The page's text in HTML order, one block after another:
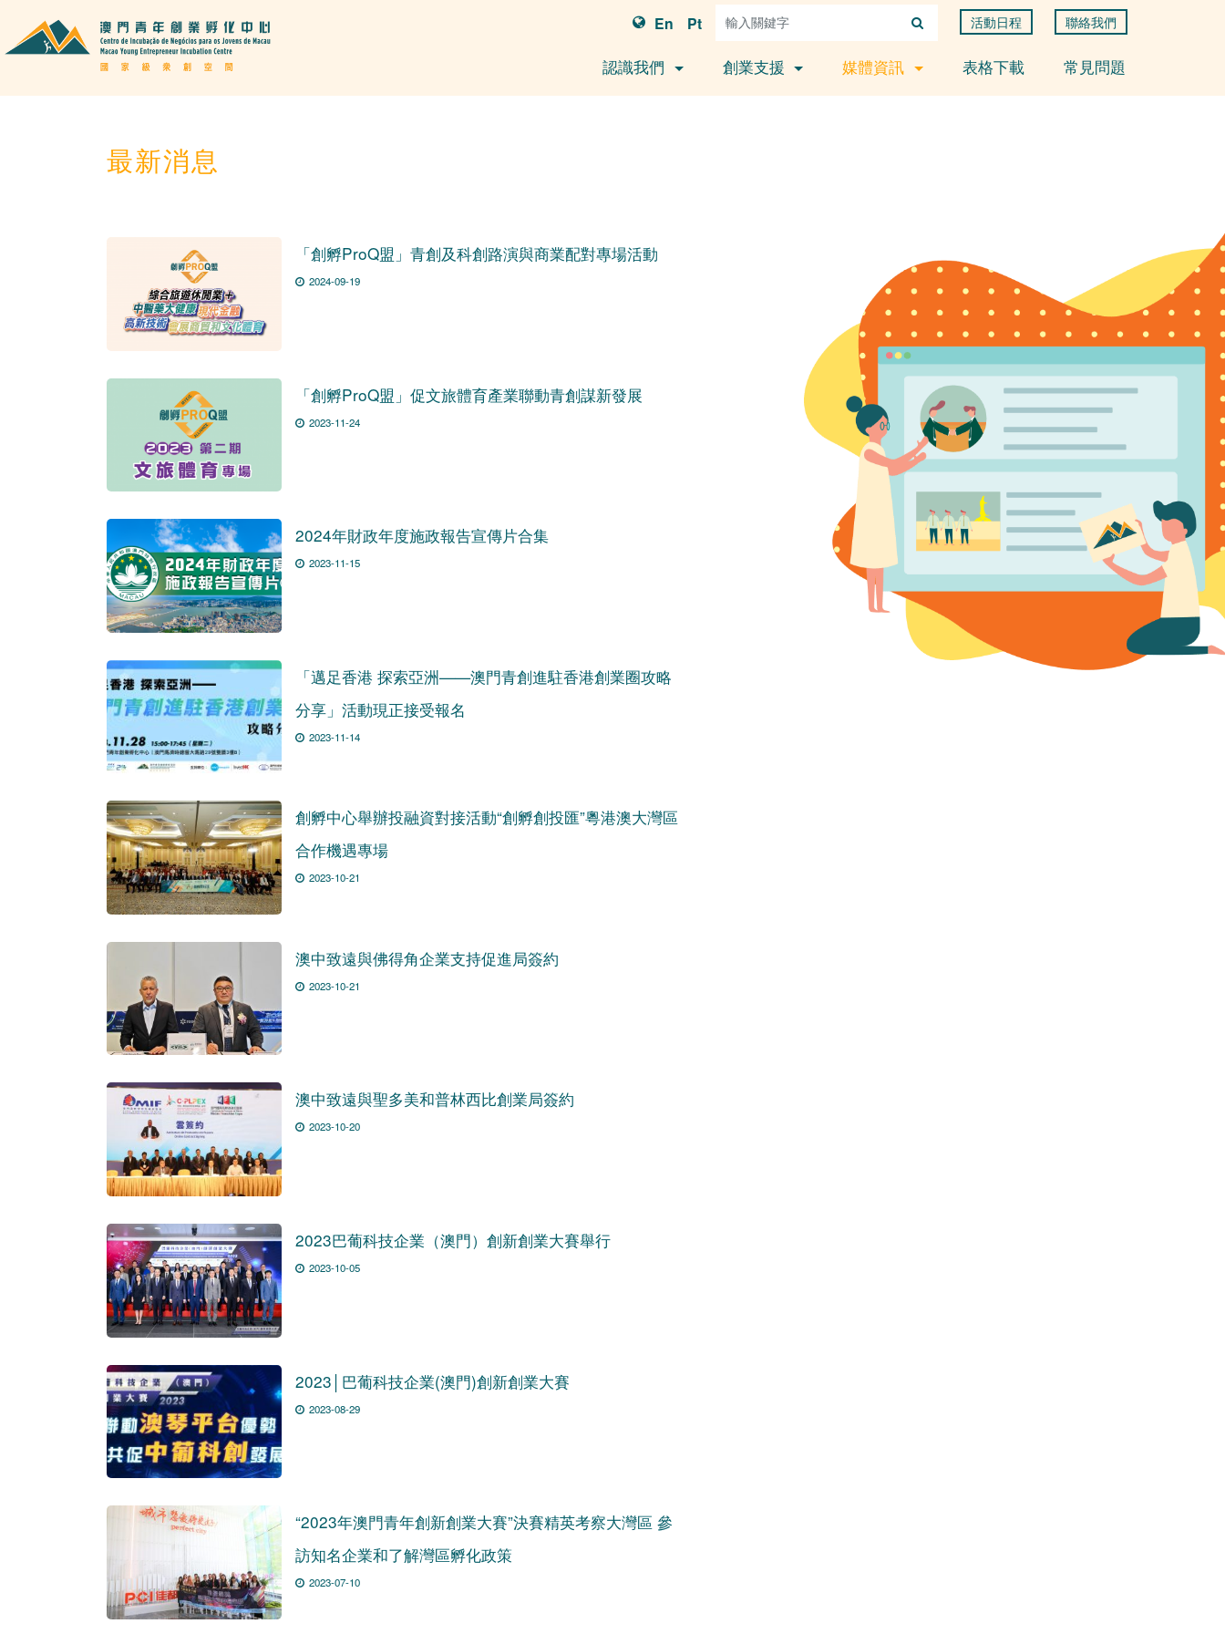
En Pt 活動日程 聯絡我們
認識我們 創業支援 媒體資訊 表格下載 常見問題
最新消息
「創孵ProQ盟」青創及科創路演與商業配對專場活動
2024-09-19
「創孵ProQ盟」促文旅體育產業聯動青創謀新發展
2023-11-24
2024年財政年度施政報告宣傳片合集
2023-11-15
「邁足香港 探索亞洲——澳門青創進駐香港創業圈攻略
分享」活動現正接受報名
2023-11-14
創孵中心舉辦投融資對接活動“創孵創投匯”粵港澳大灣區
合作機遇專場
2023-10-21
澳中致遠與佛得角企業支持促進局簽約
2023-10-21
澳中致遠與聖多美和普林西比創業局簽約
2023-10-20
2023巴葡科技企業（澳門）創新創業大賽舉行
2023-10-05
2023│巴葡科技企業(澳門)創新創業大賽
2023-08-29
“2023年澳門青年創新創業大賽”決賽精英考察大灣區 參
訪知名企業和了解灣區孵化政策
2023-07-10